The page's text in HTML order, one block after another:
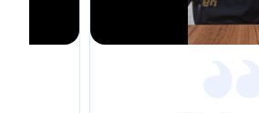
Video